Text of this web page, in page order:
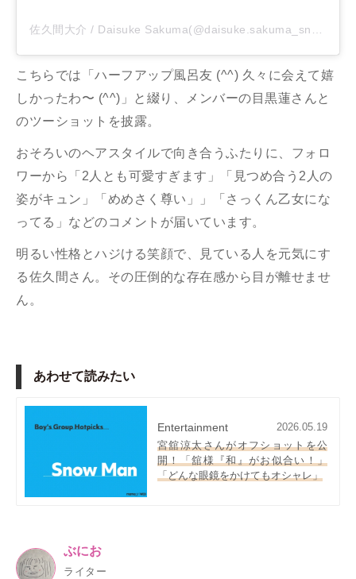
こちらでは「ハーフアップ風呂友 (^^) 久々に会えて嬉
しかったわ〜 (^^)」と綴り、メンバーの目黒蓮さんと
のツーショットを披露。
おそろいのヘアスタイルで向き合うふたりに、フォロ
ワーから「2人とも可愛すぎます」「見つめ合う2人の
姿がキュン」「めめさく尊い」」「さっくん乙女にな
ってる」などのコメントが届いています。
明るい性格とハジける笑顔で、見ている人を元気にす
る佐久間さん。その圧倒的な存在感から目が離せませ
ん。
あわせて読みたい
Entertainment
2026.05.19
宮舘涼太さんがオフショットを公
開！「舘様『和』がお似合い！」
「どんな眼鏡をかけてもオシャレ」
ぶにお
ライター